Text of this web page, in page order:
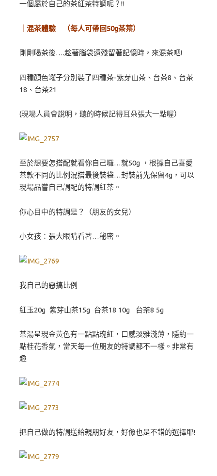
一個屬於自己的茶紅茶特調呢？!!
｜混茶體驗 （每人可帶回50g茶葉）
剛剛喝茶後….趁著腦袋還殘留著記憶時，來混茶吧!
四種顏色罐子分別裝了四種茶-紫芽山茶、台茶8、台茶
18、台茶21
(現場人員會說明，聽的時候記得耳朵張大一點喔）
至於想要怎搭配就看你自己囉…就50g ，根據自己喜愛
茶款不同的比例混搭最後裝袋…封裝前先保留4g，可以
現場品嘗自己調配的特調紅茶。
你心目中的特調是？（朋友的女兒）
小女孩：張大眼睛看著…秘密。
我自己的惡搞比例
紅玉20g 紫芽山茶15g 台茶18 10g 台茶8 5g
茶湯呈現金黃色有一點點瑰紅，口感淡雅淺薄，隱約一
點桂花香氣，當天每一位朋友的特調都不一樣。非常有
趣
把自己做的特調送給親朋好友，好像也是不錯的選擇耶!